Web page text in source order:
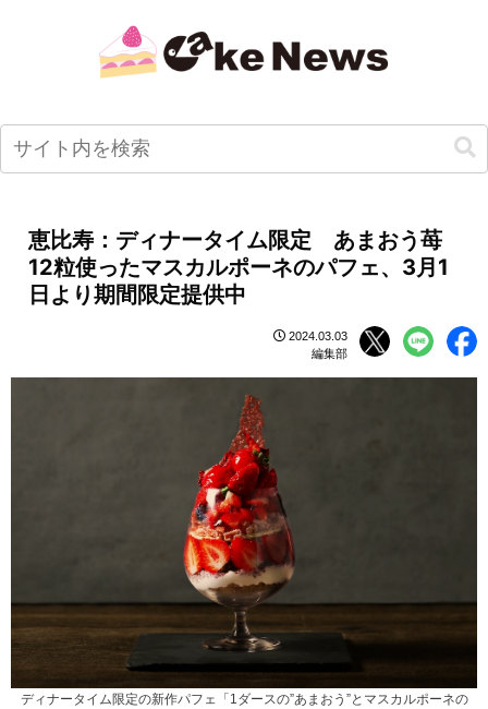
恵比寿：ディナータイム限定 あまおう苺
12粒使ったマスカルポーネのパフェ、3月1
日より期間限定提供中
2024.03.03
編集部
ディナータイム限定の新作パフェ「1ダースの”あまおう”とマスカルポーネの